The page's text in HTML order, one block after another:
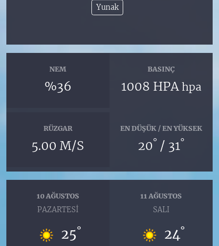
Yunak
NEM
%36
BASINÇ
1008 HPAhpa
RÜZGAR
5.00 M/S
EN DÜŞÜK / EN YÜKSEK
20° / 31°
10 AĞUSTOS
PAZARTESI
25°
11 AĞUSTOS
SALI
24°